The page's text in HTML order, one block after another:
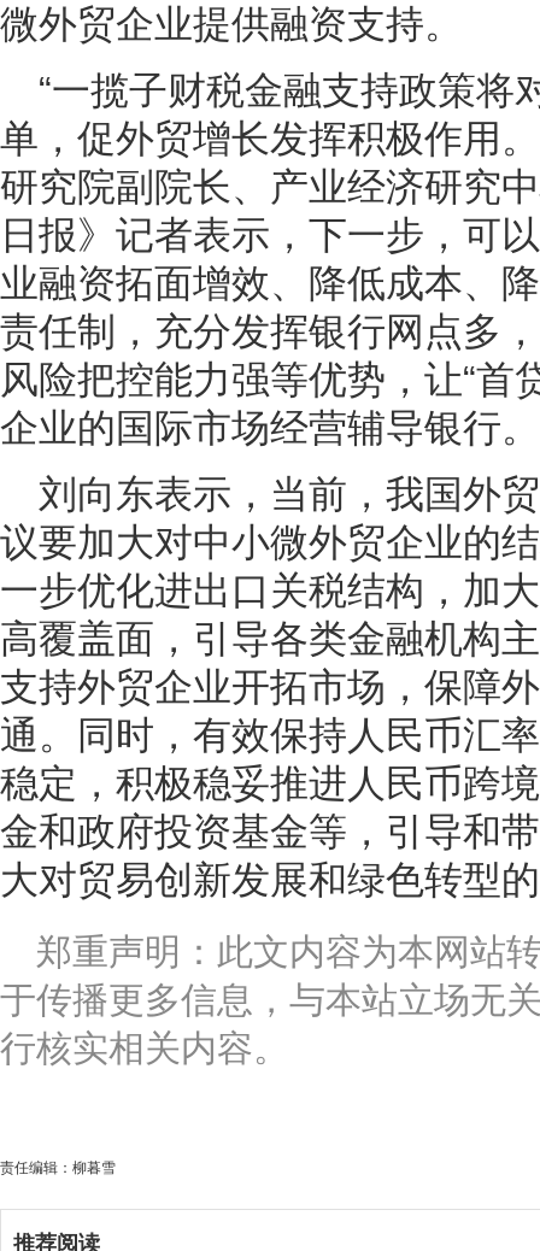
微外贸企业提供融资支持。
“一揽子财税金融支持政策将
单，促外贸增长发挥积极作用
研究院副院长、产业经济研究
日报》记者表示，下一步，可
业融资拓面增效、降低成本、
责任制，充分发挥银行网点多
风险把控能力强等优势，让“首
企业的国际市场经营辅导银行。
刘向东表示，当前，我国外
议要加大对中小微外贸企业的
一步优化进出口关税结构，加
高覆盖面，引导各类金融机构
支持外贸企业开拓市场，保障
通。同时，有效保持人民币汇
稳定，积极稳妥推进人民币跨
金和政府投资基金等，引导和
大对贸易创新发展和绿色转型
郑重声明：此文内容为本网站
于传播更多信息，与本站立场无
行核实相关内容。
责任编辑：柳暮雪
推荐阅读